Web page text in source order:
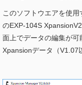
このソフトウエアを使
のEXP-104S
面上でデータの編集が
Xpansionデータ（V1.07